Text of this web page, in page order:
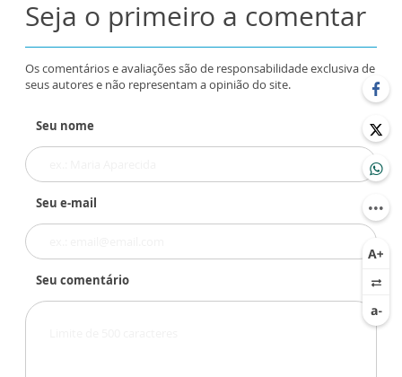
Seja o primeiro a comentar
Os comentários e avaliações são de responsabilidade exclusiva de
seus autores e não representam a opinião do site.
Seu nome
Seu e-mail
Seu comentário